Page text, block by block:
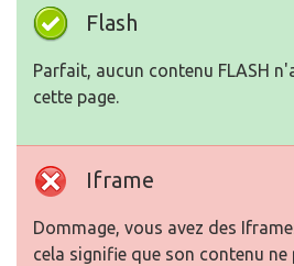
Flash
Parfait, aucun contenu FLASH
cette page.
Iframe
Dommage, vous avez des
cela signifie que son contenu ne